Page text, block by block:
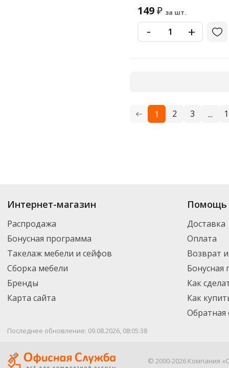
149₽ за шт.
- +
1 2 3 ...
Интернет-магазин
Распродажа
Бонусная программа
Такелаж мебели и сейфов
Сборка мебели
Бренды
Карта сайта
Помощь
Доставка
Оплата
Возврат
Бонусная
Как
Как
Обратная
Последнее обновление: 09.08.2026, 08:05:38
© 2000-2026 Компания